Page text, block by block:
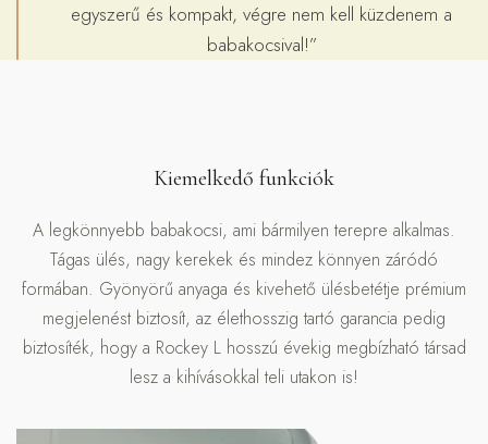
egyszerű és kompakt, végre nem kell küzdenem a
babakocsival!”
Kiemelkedő funkciók
A legkönnyebb babakocsi, ami bármilyen terepre alkalmas.
Tágas ülés, nagy kerekek és mindez könnyen záródó
formában. Gyönyörű anyaga és kivehető ülésbetétje prémium
megjelenést biztosít, az élethosszig tartó garancia pedig
biztosíték, hogy a Rockey L hosszú évekig megbízható társad
lesz a kihívásokkal teli utakon is!